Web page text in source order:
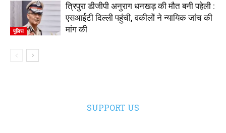
पुलिस
त्रिपुरा डीजीपी अनुराग धनखड़ की मौत बनी पहेली :
एसआईटी दिल्ली पहुंची, वकीलों ने न्यायिक जांच की
मांग की
SUPPORT US